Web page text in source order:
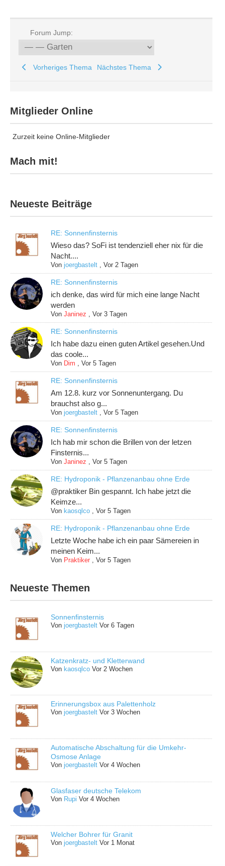
Forum Jump:
Vorheriges Thema Nächstes Thema
Mitglieder Online
Zurzeit keine Online-Mitglieder
Mach mit!
Neueste Beiträge
RE: Sonnenfinsternis
Wieso das? SoFi ist tendenziell eher nix für die
Nacht....
Vonjoergbastelt ,Vor 2 Tagen
RE: Sonnenfinsternis
ich denke, das wird für mich eine lange Nacht
werden
VonJaninez ,Vor 3 Tagen
RE: Sonnenfinsternis
Ich habe dazu einen guten Artikel gesehen.Und
das coole...
Von Dim ,Vor 5 Tagen
RE: Sonnenfinsternis
Am 12.8. kurz vor Sonnenuntergang. Du
brauchst also g...
Vonjoergbastelt ,Vor 5 Tagen
RE: Sonnenfinsternis
Ich hab mir schon die Brillen von der letzen
Finsternis...
VonJaninez ,Vor 5 Tagen
RE: Hydroponik - Pflanzenanbau ohne Erde
@praktiker Bin gespannt. Ich habe jetzt die
Keimze...
Von kaosqlco ,Vor 5 Tagen
RE: Hydroponik - Pflanzenanbau ohne Erde
Letzte Woche habe ich ein paar Sämereien in
meinen Keim...
Von Praktiker ,Vor 5 Tagen
Neueste Themen
Sonnenfinsternis
Vonjoergbastelt Vor 6 Tagen
Katzenkratz- und Kletterwand
Vonkaosqlco Vor 2 Wochen
Erinnerungsbox aus Palettenholz
Vonjoergbastelt Vor 3 Wochen
Automatische Abschaltung für die Umkehr-
Osmose Anlage
Vonjoergbastelt Vor 4 Wochen
Glasfaser deutsche Telekom
Von Rupi Vor 4 Wochen
Welcher Bohrer für Granit
Vonjoergbastelt Vor 1 Monat